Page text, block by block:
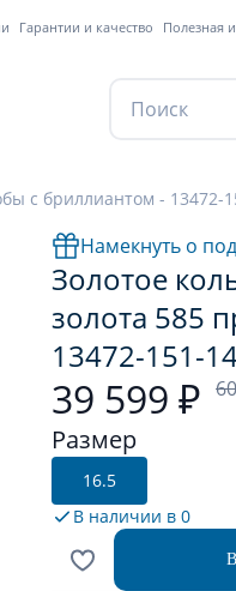
Гарантии и качество Полезная
с бриллиантом - 13472-
Намекнуть о
Золотое
золота 585
13472-151-
39 599 ₽
Размер
16.5
В наличии в 0